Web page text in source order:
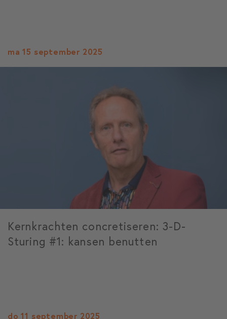
ma 15 september 2025
Kernkrachten concretiseren: 3-D-
Sturing #1: kansen benutten
do 11 september 2025